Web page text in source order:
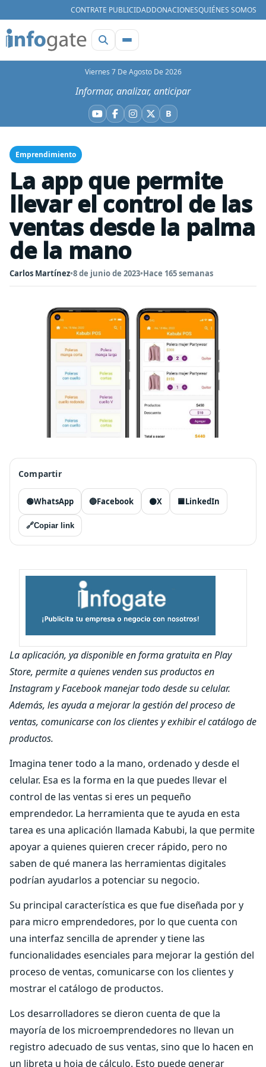
CONTRATE PUBLICIDADDONACIONESQUIÉNES SOMOS
Viernes 7 De Agosto De 2026
Informar, analizar, anticipar
YouTube
Facebook
Instagram
X BBluesky
Emprendimiento
La app que permite
llevar el control de las
ventas desde la palma
de la mano
Carlos Martínez•8 de junio de 2023•Hace 165 semanas
Compartir
🟢WhatsApp 🔵Facebook ⚫X 🟦LinkedIn
🔗Copiar link
La aplicación, ya disponible en forma gratuita en Play
Store, permite a quienes venden sus productos en
Instagram y Facebook manejar todo desde su celular.
Además, les ayuda a mejorar la gestión del proceso de
ventas, comunicarse con los clientes y exhibir el catálogo de
productos.
Imagina tener todo a la mano, ordenado y desde el
celular. Esa es la forma en la que puedes llevar el
control de las ventas si eres un pequeño
emprendedor. La herramienta que te ayuda en esta
tarea es una aplicación llamada Kabubi, la que permite
apoyar a quienes quieren crecer rápido, pero no
saben de qué manera las herramientas digitales
podrían ayudarlos a potenciar su negocio.
Su principal característica es que fue diseñada por y
para micro emprendedores, por lo que cuenta con
una interfaz sencilla de aprender y tiene las
funcionalidades esenciales para mejorar la gestión del
proceso de ventas, comunicarse con los clientes y
mostrar el catálogo de productos.
Los desarrolladores se dieron cuenta de que la
mayoría de los microemprendedores no llevan un
registro adecuado de sus ventas, sino que lo hacen en
un libreta u hoja de cálculo. Esto puede generar